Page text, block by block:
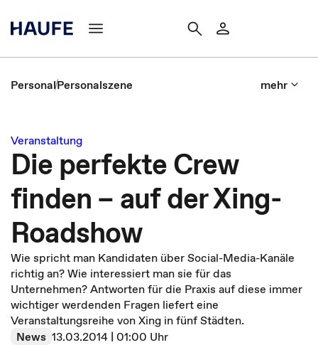
PersonalPersonalszene mehr
Veranstaltung
Die perfekte Crew
finden – auf der Xing-
Roadshow
Wie spricht man Kandidaten über Social-Media-Kanäle
richtig an? Wie interessiert man sie für das
Unternehmen? Antworten für die Praxis auf diese immer
wichtiger werdenden Fragen liefert eine
Veranstaltungsreihe von Xing in fünf Städten.
News 13.03.2014 | 01:00 Uhr